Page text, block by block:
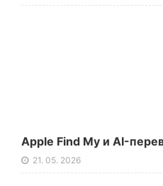
Apple Find My и AI-
21. 05. 2026